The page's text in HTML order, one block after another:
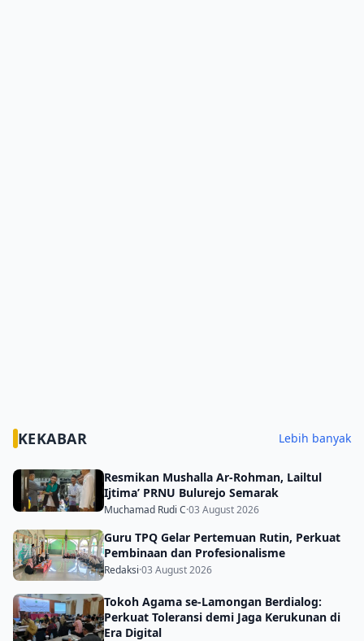
KEKABAR Lebih banyak
Resmikan Mushalla Ar-Rohman, Lailtul
Ijtima’ PRNU Bulurejo Semarak
Muchamad Rudi C·03 August 2026
Guru TPQ Gelar Pertemuan Rutin, Perkuat
Pembinaan dan Profesionalisme
Redaksi·03 August 2026
Tokoh Agama se-Lamongan Berdialog:
Perkuat Toleransi demi Jaga Kerukunan di
Era Digital